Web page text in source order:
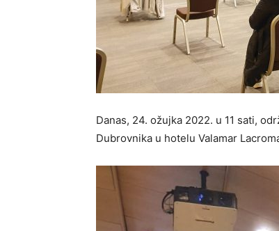
Danas, 24. ožujka 2022. u 11 sati,
Dubrovnika u hotelu Valamar